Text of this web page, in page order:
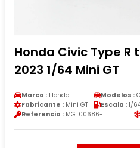
Honda Civic Type
2023 1/64 Mini GT
Marca : Honda Modelos :
Fabricante : Mini GT Escala : 1/
Referencia : MGT00686-L